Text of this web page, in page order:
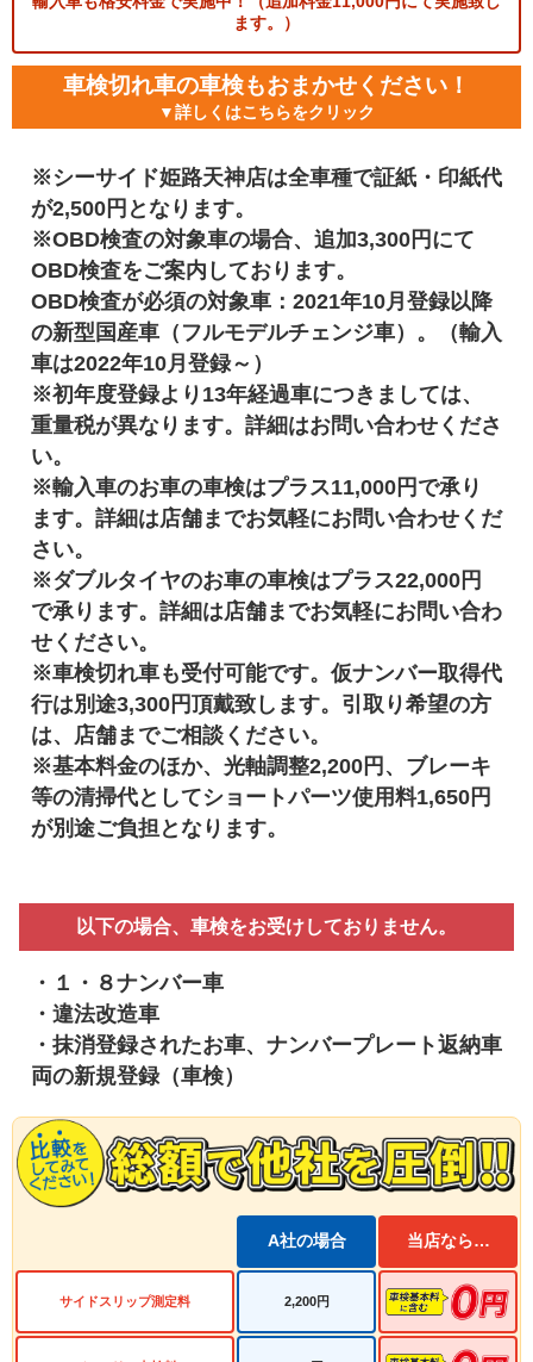
ます。）
車検切れ車の車検もおまかせください！
▼詳しくはこちらをクリック
※シーサイド姫路天神店は全車種で証紙・印紙代
が2,500円となります。
※OBD検査の対象車の場合、追加3,300円にて
OBD検査をご案内しております。
OBD検査が必須の対象車：2021年10月登録以降
の新型国産車（フルモデルチェンジ車）。（輸入
車は2022年10月登録～）
※初年度登録より13年経過車につきましては、
重量税が異なります。詳細はお問い合わせくださ
い。
※輸入車のお車の車検はプラス11,000円で承り
ます。詳細は店舗までお気軽にお問い合わせくだ
さい。
※ダブルタイヤのお車の車検はプラス22,000円
で承ります。詳細は店舗までお気軽にお問い合わ
せください。
※車検切れ車も受付可能です。仮ナンバー取得代
行は別途3,300円頂戴致します。引取り希望の方
は、店舗までご相談ください。
※基本料金のほか、光軸調整2,200円、ブレーキ
等の清掃代としてショートパーツ使用料1,650円
が別途ご負担となります。
以下の場合、車検をお受けしておりません。
・１・８ナンバー車
・違法改造車
・抹消登録されたお車、ナンバープレート返納車
両の新規登録（車検）
A社の場合 当店なら…
サイドスリップ測定料 2,200円